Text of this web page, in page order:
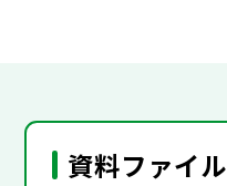
資料ファイル